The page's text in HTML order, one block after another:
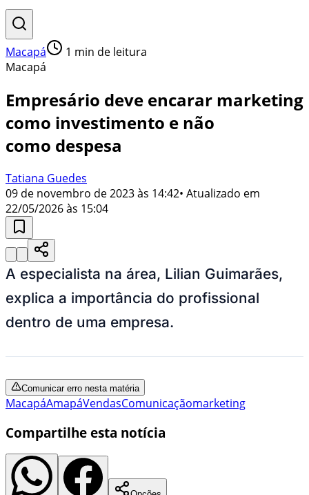
Macapá 1 min de leitura
Macapá
Empresário deve encarar marketing
como investimento e não
como despesa
Tatiana Guedes
09 de novembro de 2023 às 14:42• Atualizado em
22/05/2026 às 15:04
A especialista na área, Lilian Guimarães,
explica a importância do profissional
dentro de uma empresa.
Comunicar erro nesta matéria
MacapáAmapáVendasComunicaçãomarketing
Compartilhe esta notícia